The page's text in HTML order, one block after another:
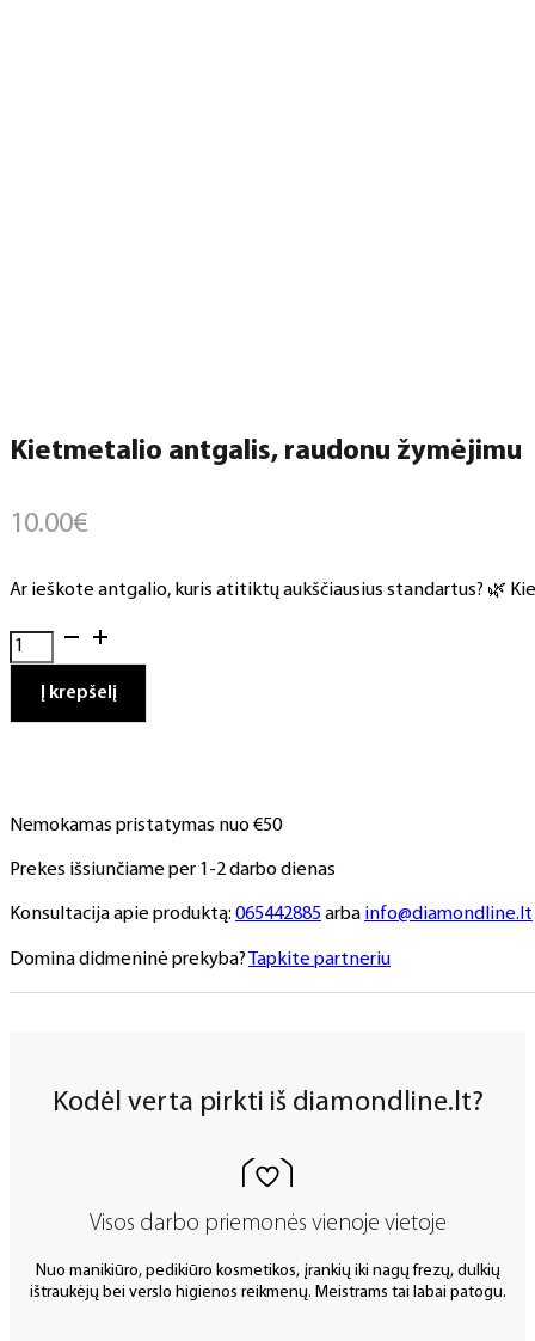
Kietmetalio antgalis, raudonu žymėjimu
10.00€
Ar ieškote antgalio, kuris atitiktų aukščiausius standartus? 🌿
produkto
kiekis:
Kietmetalio
Į krepšelį
Nemokamas pristatymas nuo €50
Prekes išsiunčiame per 1-2 darbo dienas
Konsultacija apie produktą: 065442885arba info@diamondline.lt
Domina didmeninė prekyba?Tapkite partneriu
Kodėl verta pirkti iš diamondline.lt?
Visos darbo priemonės vienoje vietoje
Nuo manikiūro, pedikiūro kosmetikos, įrankių iki nagų frezų, dulkių
ištraukėjų bei verslo higienos reikmenų. Meistrams tai labai patogu.